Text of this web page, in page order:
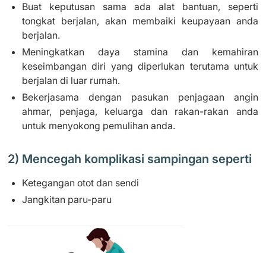
Buat keputusan sama ada alat bantuan, seperti
tongkat berjalan, akan membaiki keupayaan anda
berjalan.
Meningkatkan daya stamina dan kemahiran
keseimbangan diri yang diperlukan terutama untuk
berjalan di luar rumah.
Bekerjasama dengan pasukan penjagaan angin
ahmar, penjaga, keluarga dan rakan-rakan anda
untuk menyokong pemulihan anda.
2) Mencegah komplikasi sampingan seperti
Ketegangan otot dan sendi
Jangkitan paru-paru